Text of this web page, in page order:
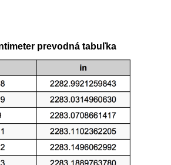
prevodná tabuľka